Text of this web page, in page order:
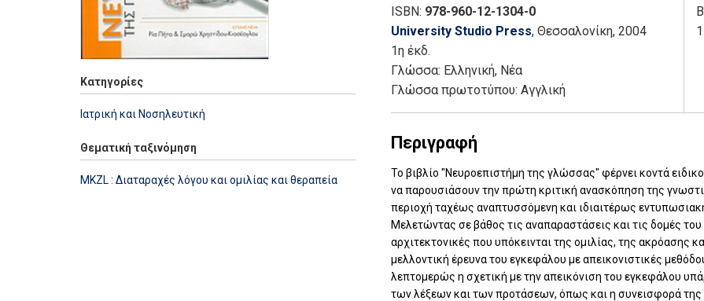
Κατηγορίες
Ιατρική και Νοσηλευτική
Θεματική ταξινόμηση
MKZL : Διαταραχές λόγου και ομιλίας και θεραπεία
ISBN: 978-960-12-1304-0
University Studio Press, Θεσσαλονίκη, 2004
1η έκδ.
Γλώσσα: Ελληνική, Νέα
Γλώσσα πρωτοτύπου: Αγγλική
Περιγραφή
Το βιβλίο "Νευροεπιστήμη της γλώσσας" φέρνει κοντά
να παρουσιάσουν την πρώτη κριτική ανασκόπηση της
περιοχή ταχέως αναπτυσσόμενη και ιδιαιτέρως
Μελετώντας σε βάθος τις αναπαραστάσεις και τις δομές
αρχιτεκτονικές που υπόκεινται της ομιλίας, της ακρόασης
μελλοντική έρευνα του εγκεφάλου με απεικονιστικές
λεπτομερώς η σχετική με την απεικόνιση του εγκεφάλου
των λέξεων και των προτάσεων, όπως και η συνεισφορά